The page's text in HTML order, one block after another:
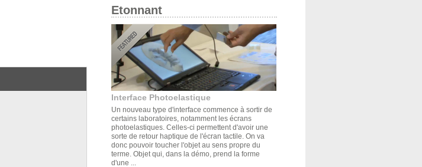
Etonnant
Interface Photoelastique
Un nouveau type d'interface commence à sortir de
certains laboratoires, notamment les écrans
photoelastiques. Celles-ci permettent d'avoir une
sorte de retour haptique de l'écran tactile. On va
donc pouvoir toucher l'objet au sens propre du
terme. Objet qui, dans la démo, prend la forme
d'une ...